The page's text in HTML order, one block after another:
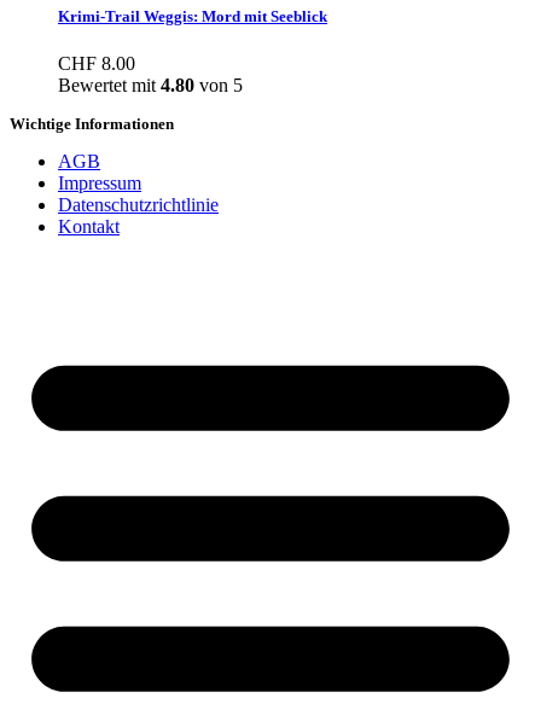
Krimi-Trail Weggis: Mord mit Seeblick
CHF 8.00
Bewertet mit 4.80 von 5
Wichtige Informationen
AGB
Impressum
Datenschutzrichtlinie
Kontakt